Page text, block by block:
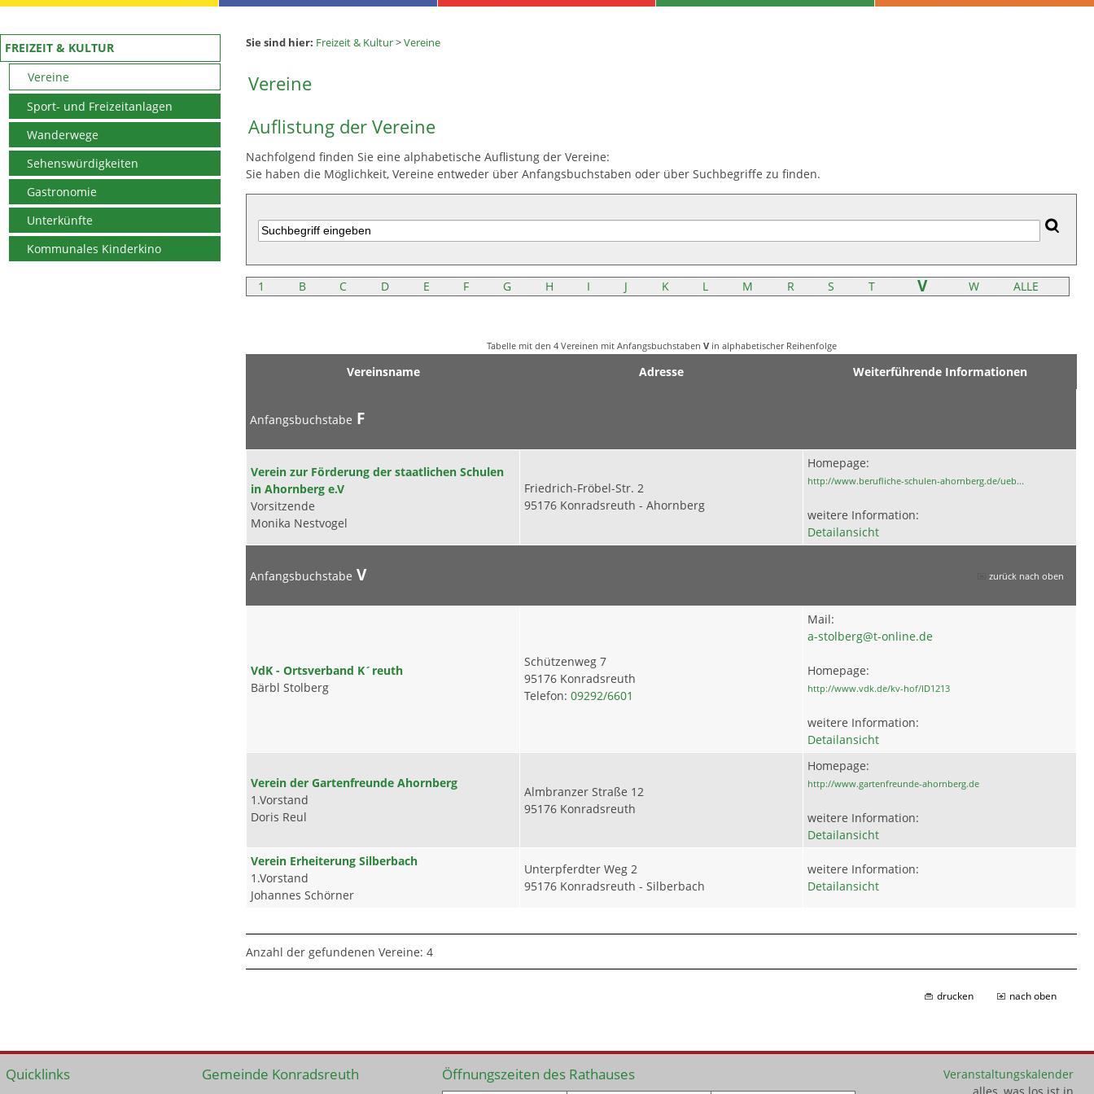
FREIZEIT & KULTUR
Vereine
Sport- und Freizeitanlagen
Wanderwege
Sehenswürdigkeiten
Gastronomie
Unterkünfte
Kommunales Kinderkino
Sie sind hier: Freizeit & Kultur>Vereine
Vereine
Auflistung der Vereine
Nachfolgend finden Sie eine alphabetische Auflistung der Vereine:
Sie haben die Möglichkeit, Vereine entweder über Anfangsbuchstaben oder über Suchbegriffe zu finden.
1 B C D E F G H I J K L M R S T V W ALLE
Tabelle mit den 4 Vereinen mit Anfangsbuchstaben Vin alphabetischer Reihenfolge
Vereinsname Adresse Weiterführende Informationen
Anfangsbuchstabe F
Verein zur Förderung der staatlichen Schulen
in Ahornberg e.V
Vorsitzende
Monika Nestvogel
Friedrich-Fröbel-Str. 2
95176 Konradsreuth - Ahornberg
Homepage:
http://www.berufliche-schulen-ahornberg.de/ueb...
weitere Information:
Detailansicht
Anfangsbuchstabe V zurück nach oben
VdK - Ortsverband K´reuth
Bärbl Stolberg
Schützenweg 7
95176 Konradsreuth
Telefon: 09292/6601
Mail:
a-stolberg@t-online.de
Homepage:
http://www.vdk.de/kv-hof/ID1213
weitere Information:
Detailansicht
Verein der Gartenfreunde Ahornberg
1.Vorstand
Doris Reul
Almbranzer Straße 12
95176 Konradsreuth
Homepage:
http://www.gartenfreunde-ahornberg.de
weitere Information:
Detailansicht
Verein Erheiterung Silberbach
1.Vorstand
Johannes Schörner
Unterpferdter Weg 2
95176 Konradsreuth - Silberbach
weitere Information:
Detailansicht
Anzahl der gefundenen Vereine: 4
drucken nach oben
Quicklinks Gemeinde Konradsreuth Öffnungszeiten des Rathauses
Veranstaltungskalender